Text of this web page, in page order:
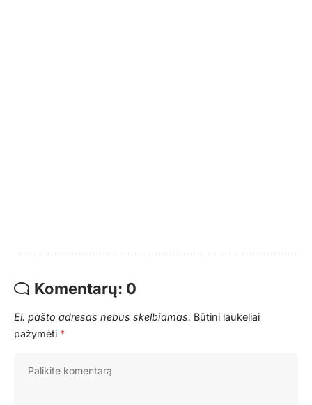
Komentarų: 0
El. pašto adresas nebus skelbiamas. Būtini laukeliai
pažymėti *